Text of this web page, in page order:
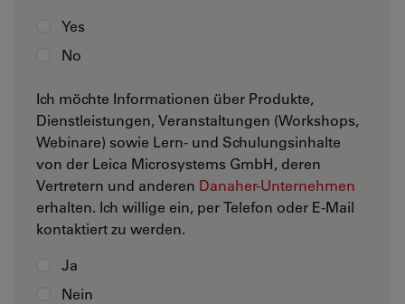
Yes
No
Ich möchte Informationen über Produkte,
Dienstleistungen, Veranstaltungen (Workshops,
Webinare) sowie Lern- und Schulungsinhalte
von der Leica Microsystems GmbH, deren
Vertretern und anderen Danaher-Unternehmen
erhalten. Ich willige ein, per Telefon oder E-Mail
kontaktiert zu werden.
Ja
Nein